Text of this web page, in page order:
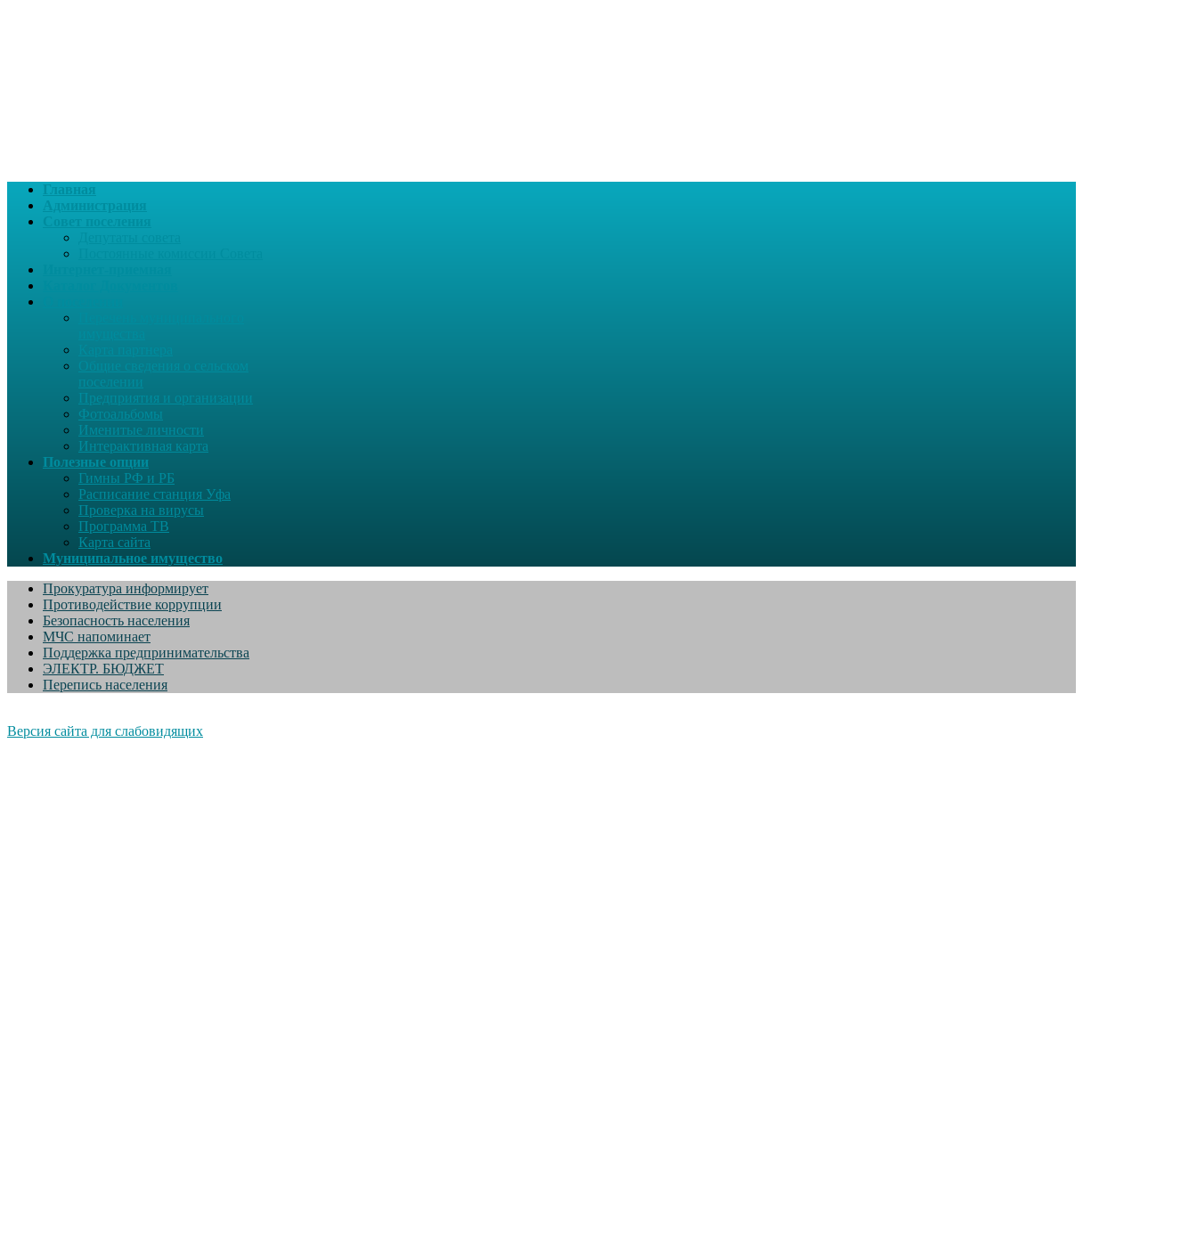
Главная
Администрация
поселении
Предприятия и организации
Фотоальбомы
Именитые личности
Интерактивная карта
Полезные опции
Гимны РФ и РБ
Расписание станция Уфа
Проверка на вирусы
Программа ТВ
Карта сайта
Муниципальное имущество
Прокуратура информирует
Противодействие коррупции
Безопасность населения
МЧС напоминает
Поддержка предпринимательства
ЭЛЕКТР. БЮДЖЕТ
Перепись населения
Версия сайта для слабовидящих